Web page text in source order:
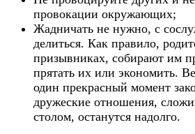
провокации окружающих;
Жадничать не нужно, с
делиться. Как правило,
призывниках, собирают им
прятать их или экономить.
один прекрасный момент
дружеские отношения,
столом, останутся надолго.